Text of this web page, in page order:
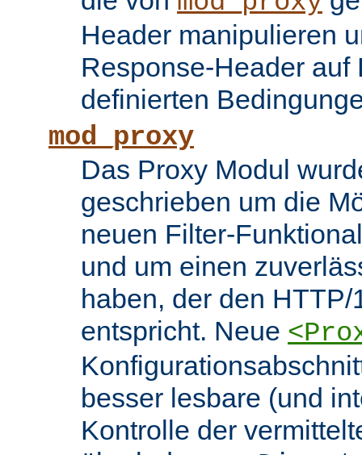
Header manipulieren
Response-Header auf
definierten
mod_proxy
Das Proxy Modul
geschrieben um die
neuen Filter-
und um einen
haben, der den
entspricht. Neue
besser lesbare (und
Kontrolle der